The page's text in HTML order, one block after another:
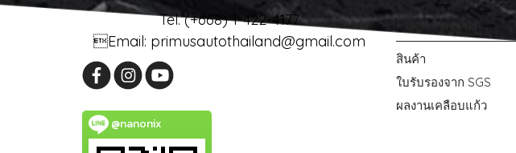
Tel. (+668) 1-422-4177
Email: primusautothailand@gmail.com
@nanonix
Foot menu
สินค้า
ใบรับรองจาก SGS
ผลงานเคลือบแก้ว